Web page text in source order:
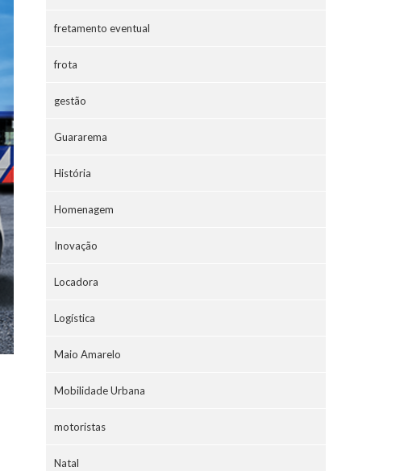
fretamento eventual
frota
gestão
Guararema
História
Homenagem
Inovação
Locadora
Logística
Maio Amarelo
Mobilidade Urbana
motoristas
Natal